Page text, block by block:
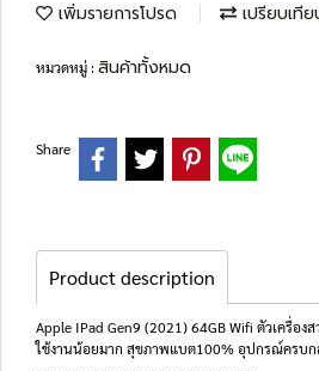
เพิ่มรายการโปรด เปรียบเที
หมวดหมู่ :สินค้าทั้งหมด
Share
Product description
Apple IPad Gen9 (2021) 64GB Wifi ตัวเครื่อง
ใช้งานน้อยมาก สุขภาพแบต100% อุปกรณ์ครบก